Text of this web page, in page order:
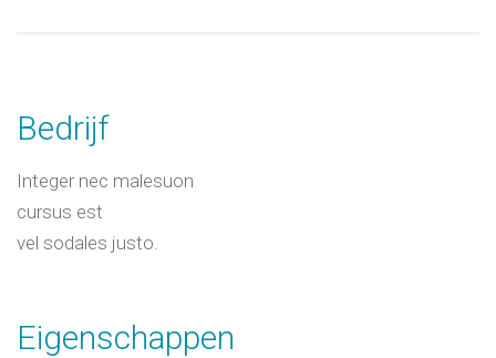
Bedrijf
Integer nec malesuon
cursus est
vel sodales justo.
Eigenschappen